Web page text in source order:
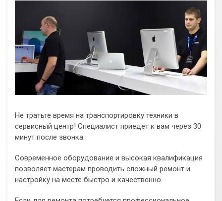
Не тратьте время на транспортировку техники в
сервисный центр! Специалист приедет к вам через 30
минут после звонка.
Современное оборудование и высокая квалификация
позволяет мастерам проводить сложный ремонт и
настройку на месте быстро и качественно.